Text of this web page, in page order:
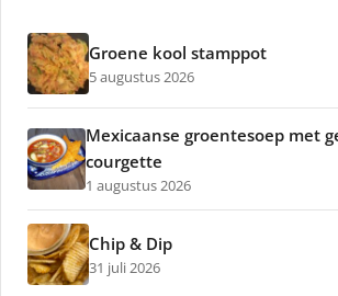
Groene kool stamppot
5 augustus 2026
Mexicaanse groentesoep met
courgette
1 augustus 2026
Chip & Dip
31 juli 2026